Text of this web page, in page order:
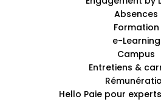
Absences
Formation
e-Learning
Campus
Entretiens &
Hello Paie pour